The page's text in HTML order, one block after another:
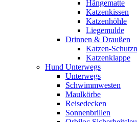
Hängematte
Katzenkissen
Katzenhöhle
Liegemulde
Drinnen & Draußen
Katzen-
Katzenklappe
Hund Unterwegs
Unterwegs
Schwimmwesten
Maulkörbe
Reisedecken
Sonnenbrillen